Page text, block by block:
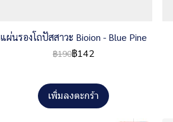
แผ่นรองโถปัสสาวะ Bioion - Blue Pine
฿190฿142
เพิ่มลงตะกร้า